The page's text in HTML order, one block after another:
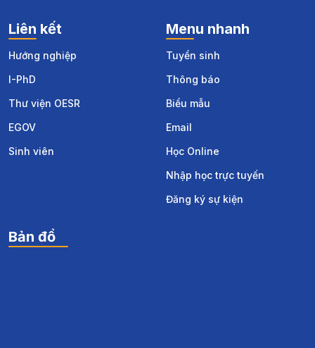
Liên kết
Hướng nghiệp
I-PhD
Thư viện OESR
EGOV
Sinh viên
Menu nhanh
Tuyển sinh
Thông báo
Biểu mẫu
Email
Học Online
Nhập học trực tuyến
Đăng ký sự kiện
Bản đồ